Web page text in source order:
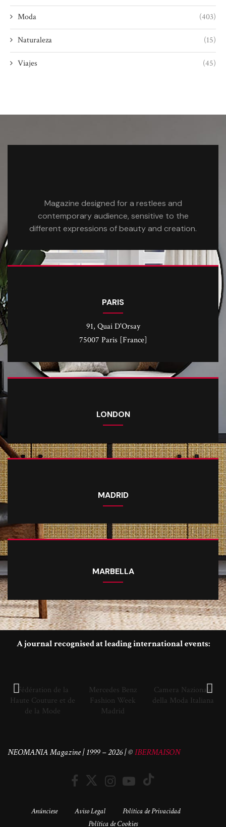
Moda (403)
Naturaleza (15)
Viajes (45)
Magazine designed for a restlees and
contemporary audience, sensitive to the
different expressions of beauty and creation.
PARIS
91, Quai D'Orsay
75007 Paris [France]
LONDON
MADRID
MARBELLA
A journal recognised at leading international events:
Fédération de la
Haute Couture et de
de la Mode
Mercedes Benz
Fashion Week
Madrid
Camera Nazionale
della Moda Italiana
NEOMANIA Magazine | 1999 – 2026 | ©IBERMAISON
Anúnciese Aviso Legal
Política de Privacidad
Política de Cookies